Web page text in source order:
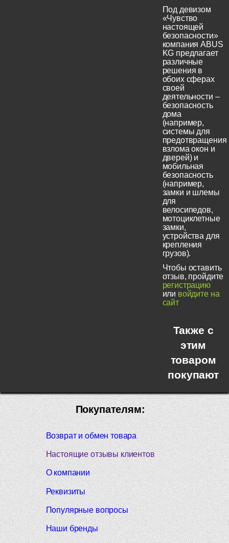
Под девизом
«Чувство
настоящей
безопасности»
компания ABUS
KG предлагает
различные
решения в
обоих сферах
своей
деятельности –
безопасность
дома
(например,
системы для
предотвращения
взлома окон и
дверей) и
мобильная
безопасность
(например,
замки и шлемы
для
велосипедов,
мотоциклетные
замки,
устройства для
крепления
грузов).
Чтобы оставить
отзыв, пройдите
регистрацию
или войдите на
сайт
Также с
этим
товаром
покупают
Покупателям:
Возврат и обмен товара
Настоящие отзывы клиентов
О компании
Реквизиты
Популярные вопросы
Наши бренды